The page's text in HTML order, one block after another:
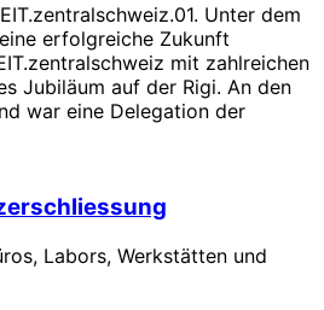
Unter dem
erfolgreiche Zukunft
mit zahlreichen
Jubiläum auf der Rigi. An den
war eine Delegation der
Labors, Werkstätten und